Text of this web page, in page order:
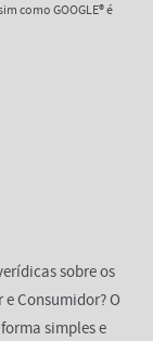
como GOOGLE® é
sobre os
Consumidor? O
simples e